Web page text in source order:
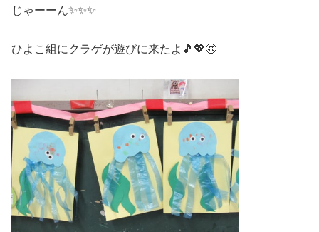
じゃーーん✨✨✨
ひよこ組にクラゲが遊びに来たよ🎵💖🤩